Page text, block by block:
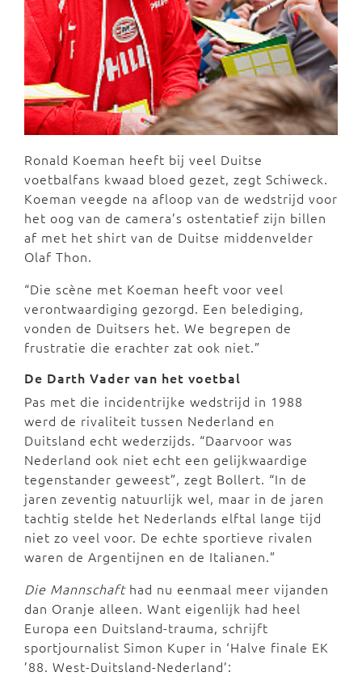
Ronald Koeman heeft bij veel Duitse
voetbalfans kwaad bloed gezet, zegt Schiweck.
Koeman veegde na afloop van de wedstrijd voor
het oog van de camera’s ostentatief zijn billen
af met het shirt van de Duitse middenvelder
Olaf Thon.
“Die scène met Koeman heeft voor veel
verontwaardiging gezorgd. Een belediging,
vonden de Duitsers het. We begrepen de
frustratie die erachter zat ook niet.”
De Darth Vader van het voetbal
Pas met die incidentrijke wedstrijd in 1988
werd de rivaliteit tussen Nederland en
Duitsland echt wederzijds. “Daarvoor was
Nederland ook niet echt een gelijkwaardige
tegenstander geweest”, zegt Bollert. “In de
jaren zeventig natuurlijk wel, maar in de jaren
tachtig stelde het Nederlands elftal lange tijd
niet zo veel voor. De echte sportieve rivalen
waren de Argentijnen en de Italianen.”
Die Mannschafthad nu eenmaal meer vijanden
dan Oranje alleen. Want eigenlijk had heel
Europa een Duitsland-trauma, schrijft
sportjournalist Simon Kuper in ‘Halve finale EK
’88. West-Duitsland-Nederland’: